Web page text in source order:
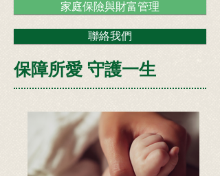
家庭保險與財富管理
聯絡我們
保障所愛 守護一生